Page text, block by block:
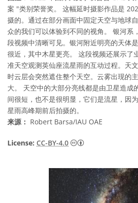
案 "类别荣誉奖。 这幅延时摄影作品是
摄的。通过在部分画面中固定天空与地球
众的我们可以体验到不同的视角。 银河系
段视频中清晰可见。银河附近明亮的天体
很近，其中木星更亮。 这段视频还展示了
准天空观测英仙座流星雨的互动过程。天
时云层会突然遮住整个天空。云雾出现的
大。 天空中的大部分亮线都是由卫星造成
间很短，也不是很明显，它们是流星，因
星雨高峰期前后拍摄的。
来源： Robert Barsa/IAU OAE
License: CC-BY-4.0 知识共享许可协